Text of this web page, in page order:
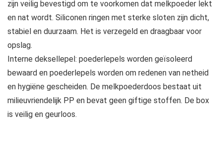
zijn veilig bevestigd om te voorkomen dat melkpoeder lekt
en nat wordt. Siliconen ringen met sterke sloten zijn dicht,
stabiel en duurzaam. Het is verzegeld en draagbaar voor
opslag.
Interne deksellepel: poederlepels worden geïsoleerd
bewaard en poederlepels worden om redenen van netheid
en hygiëne gescheiden. De melkpoederdoos bestaat uit
milieuvriendelijk PP en bevat geen giftige stoffen. De box
is veilig en geurloos.